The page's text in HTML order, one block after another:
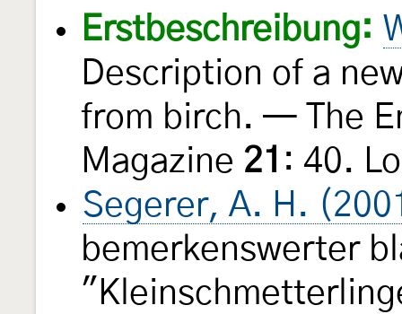
Erstbeschreibung:
Description of a
from birch. — The
Magazine 21 : 40.
Segerer, A. H.
bemerkenswerter